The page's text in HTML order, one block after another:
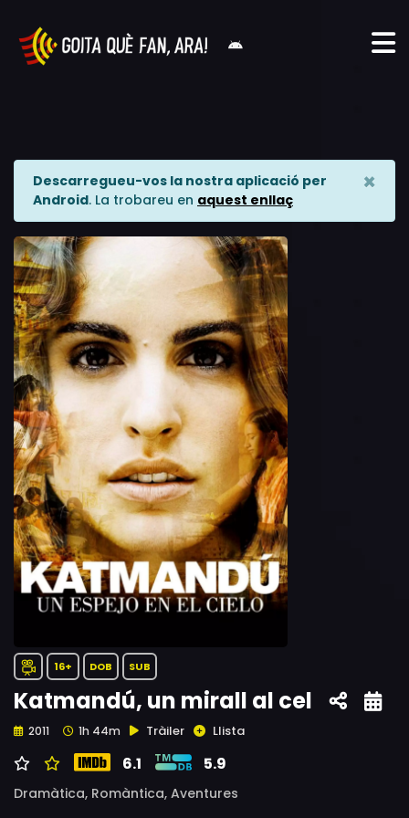
Descarregueu-vos la nostra aplicació per
Android. La trobareu en aquest enllaç
×
16+ DOB SUB
Katmandú, un mirall al cel
2011 1h 44m Tràiler Llista
6.1 5.9
Dramàtica, Romàntica, Aventures